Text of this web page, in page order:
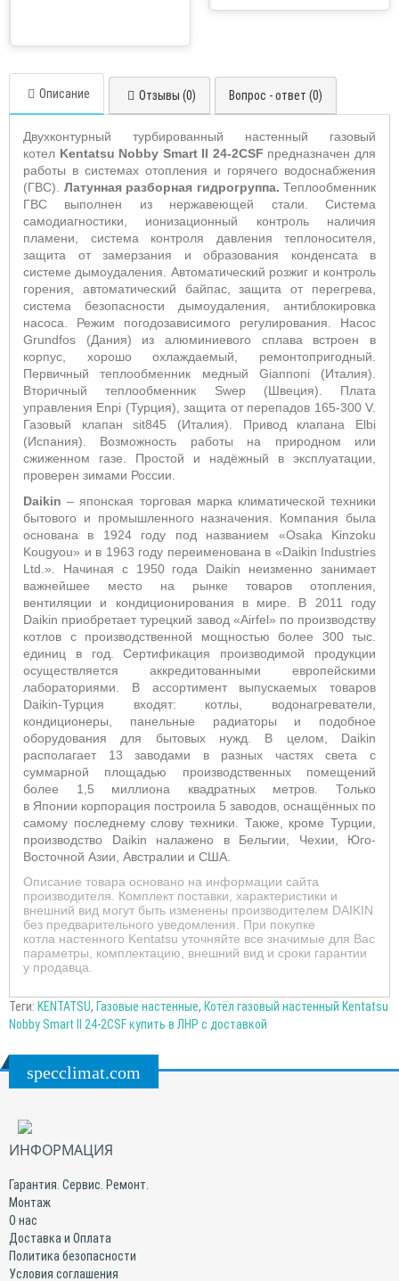
Описание Отзывы (0) Вопрос - ответ (0)
Двухконтурный турбированный настенный газовый
котел Kentatsu Nobby Smart II 24-2CSF предназначен для
работы в системах отопления и горячего водоснабжения
(ГВС). Латунная разборная гидрогруппа. Теплообменник
ГВС выполнен из нержавеющей стали. Система
самодиагностики, ионизационный контроль наличия
пламени, система контроля давления теплоносителя,
защита от замерзания и образования конденсата в
системе дымоудаления. Автоматический розжиг и контроль
горения, автоматический байпас, защита от перегрева,
система безопасности дымоудаления, антиблокировка
насоса. Режим погодозависимого регулирования. Насос
Grundfos (Дания) из алюминиевого сплава встроен в
корпус, хорошо охлаждаемый, ремонтопригодный.
Первичный теплообменник медный Giannoni (Италия).
Вторичный теплообменник Swep (Швеция). Плата
управления Enpi (Турция), защита от перепадов 165-300 V.
Газовый клапан sit845 (Италия). Привод клапана Elbi
(Испания). Возможность работы на природном или
сжиженном газе. Простой и надёжный в эксплуатации,
проверен зимами России.
Daikin – японская торговая марка климатической техники
бытового и промышленного назначения. Компания была
основана в 1924 году под названием «Osaka Kinzoku
Kougyou» и в 1963 году переименована в «Daikin Industries
Ltd.». Начиная с 1950 года Daikin неизменно занимает
важнейшее место на рынке товаров отопления,
вентиляции и кондиционирования в мире. В 2011 году
Daikin приобретает турецкий завод «Airfel» по производству
котлов с производственной мощностью более 300 тыс.
единиц в год. Сертификация производимой продукции
осуществляется аккредитованными европейскими
лабораториями. В ассортимент выпускаемых товаров
Daikin-Турция входят: котлы, водонагреватели,
кондиционеры, панельные радиаторы и подобное
оборудования для бытовых нужд. В целом, Daikin
располагает 13 заводами в разных частях света с
суммарной площадью производственных помещений
более 1,5 миллиона квадратных метров. Только
в Японии корпорация построила 5 заводов, оснащённых по
самому последнему слову техники. Также, кроме Турции,
производство Daikin налажено в Бельгии, Чехии, Юго-
Восточной Азии, Австралии и США.
Описание товара основано на информации сайта
производителя. Комплект поставки, характеристики и
внешний вид могут быть изменены производителем DAIKIN
без предварительного уведомления. При покупке
котла настенного Kentatsu уточняйте все значимые для Вас
параметры, комплектацию, внешний вид и сроки гарантии
у продавца.
Теги: KENTATSU, Газовые настенные, Котёл газовый настенный Kentatsu
Nobby Smart II 24-2CSF купить в ЛНР с доставкой
specclimat.com
ИНФОРМАЦИЯ
Гарантия. Сервис. Ремонт.
Монтаж
О нас
Доставка и Оплата
Политика безопасности
Условия соглашения